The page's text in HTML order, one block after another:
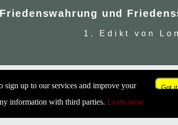
Edikt von
sign up to our services and improve your
information with third parties. Learn more
Got